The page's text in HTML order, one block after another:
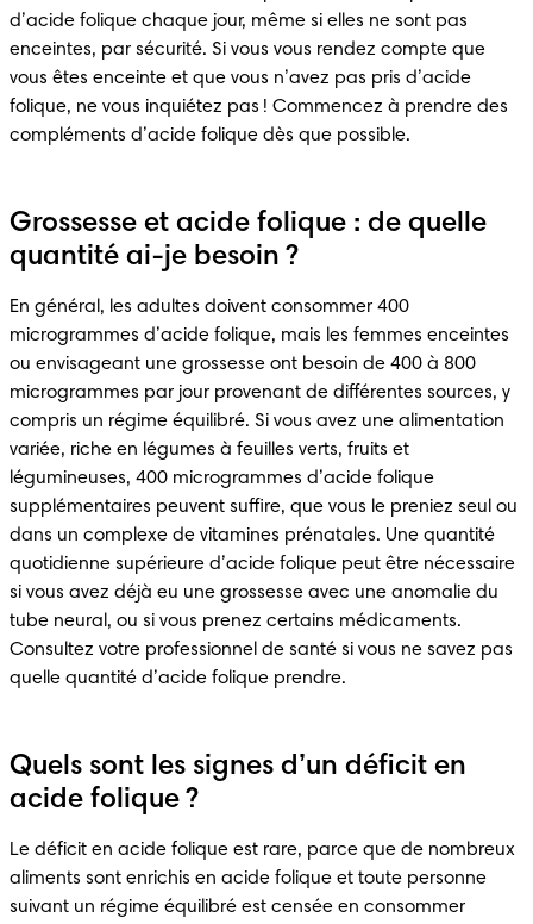
d’acide folique chaque jour, même si elles ne sont pas
enceintes, par sécurité. Si vous vous rendez compte que
vous êtes enceinte et que vous n’avez pas pris d’acide
folique, ne vous inquiétez pas ! Commencez à prendre des
compléments d’acide folique dès que possible.
Grossesse et acide folique : de quelle
quantité ai-je besoin ?
En général, les adultes doivent consommer 400
microgrammes d’acide folique, mais les femmes enceintes
ou envisageant une grossesse ont besoin de 400 à 800
microgrammes par jour provenant de différentes sources, y
compris un régime équilibré. Si vous avez une alimentation
variée, riche en légumes à feuilles verts, fruits et
légumineuses, 400 microgrammes d’acide folique
supplémentaires peuvent suffire, que vous le preniez seul ou
dans un complexe de vitamines prénatales. Une quantité
quotidienne supérieure d’acide folique peut être nécessaire
si vous avez déjà eu une grossesse avec une anomalie du
tube neural, ou si vous prenez certains médicaments.
Consultez votre professionnel de santé si vous ne savez pas
quelle quantité d’acide folique prendre.
Quels sont les signes d’un déficit en
acide folique ?
Le déficit en acide folique est rare, parce que de nombreux
aliments sont enrichis en acide folique et toute personne
suivant un régime équilibré est censée en consommer